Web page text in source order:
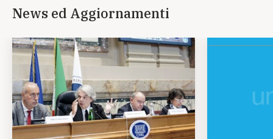
News ed Aggiornamenti